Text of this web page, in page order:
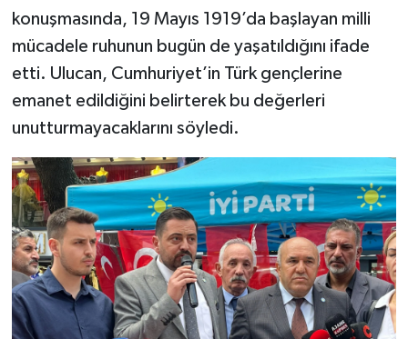
konuşmasında, 19 Mayıs 1919’da başlayan milli
mücadele ruhunun bugün de yaşatıldığını ifade
etti. Ulucan, Cumhuriyet’in Türk gençlerine
emanet edildiğini belirterek bu değerleri
unutturmayacaklarını söyledi.